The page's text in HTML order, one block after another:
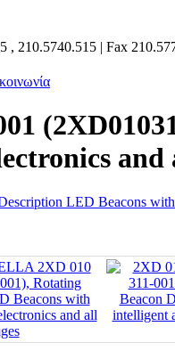
, 210.5740.515 | Fax
and